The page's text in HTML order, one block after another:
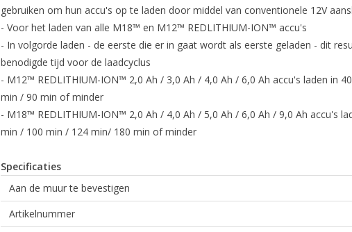
gebruiken om hun accu's op te laden door middel van conventionele 12V
- Voor het laden van alle M18™ en M12™ REDLITHIUM-ION™ accu's
- In volgorde laden - de eerste die er in gaat wordt als eerste geladen - dit
benodigde tijd voor de laadcyclus
- M12™ REDLITHIUM-ION™ 2,0 Ah / 3,0 Ah / 4,0 Ah / 6,0 Ah accu's laden in
min / 90 min of minder
- M18™ REDLITHIUM-ION™ 2,0 Ah / 4,0 Ah / 5,0 Ah / 6,0 Ah / 9,0 Ah accu's
min / 100 min / 124 min/ 180 min of minder
Specificaties
Aan de muur te bevestigen
Artikelnummer